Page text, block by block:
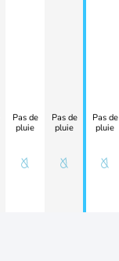
Pas de
pluie
Pas de
pluie
Pas de
pluie